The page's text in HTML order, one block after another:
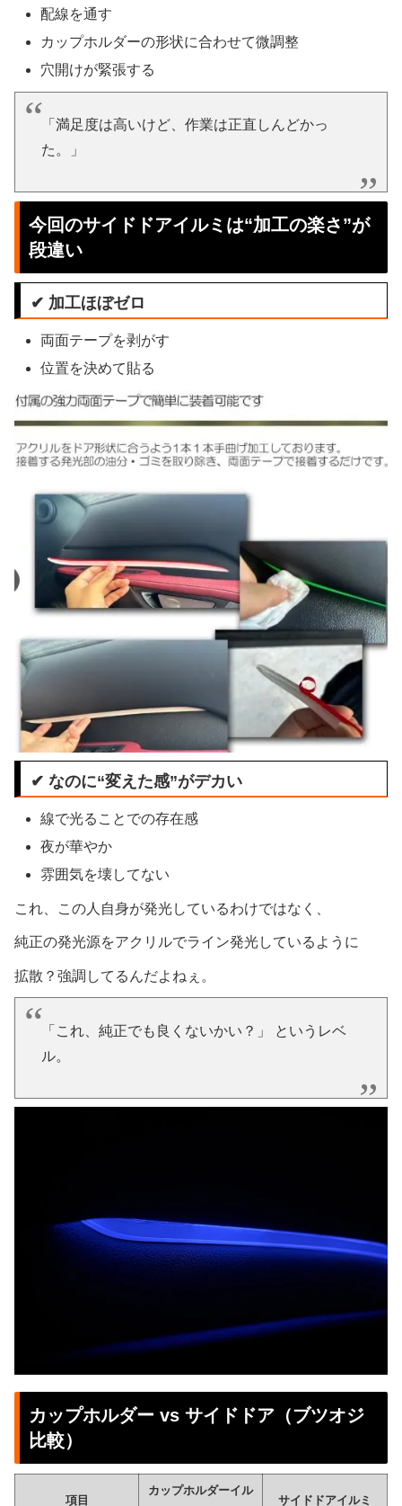
配線を通す
カップホルダーの形状に合わせて微調整
穴開けが緊張する
「満足度は高いけど、作業は正直しんどかっ
た。」
今回のサイドドアイルミは“加工の楽さ”が
段違い
✔ 加工ほぼゼロ
両面テープを剥がす
位置を決めて貼る
✔ なのに“変えた感”がデカい
線で光ることでの存在感
夜が華やか
雰囲気を壊してない
これ、この人自身が発光しているわけではなく、
純正の発光源をアクリルでライン発光しているように
拡散？強調してるんだよねぇ。
「これ、純正でも良くないかい？」 というレベ
ル。
カップホルダー vs サイドドア（ブツオジ
比較）
項目
カップホルダーイル
サイドドアイルミ